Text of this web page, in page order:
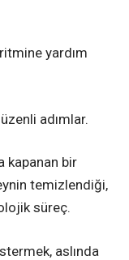
yardım
adımlar.
kapanan bir
temizlendiği,
süreç.
aslında